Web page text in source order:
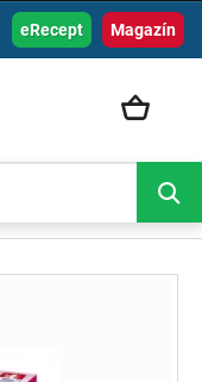
Magazín
eRecept